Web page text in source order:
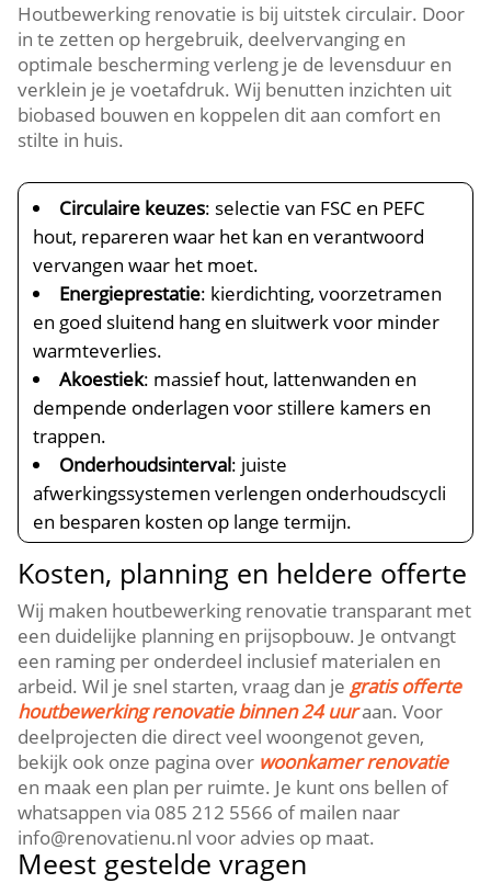
Houtbewerking renovatie is bij uitstek circulair.​ Door
in te zetten op hergebruik, deelvervanging en
optimale bescherming verleng je de levensduur en
verklein je je voetafdruk.​ Wij benutten inzichten uit
biobased bouwen en koppelen dit aan comfort en
stilte in huis.​
Circulaire keuzes: selectie van FSC en PEFC
hout, repareren waar het kan en verantwoord
vervangen waar het moet.​
Energieprestatie: kierdichting, voorzetramen
en goed sluitend hang en sluitwerk voor minder
warmteverlies.​
Akoestiek: massief hout, lattenwanden en
dempende onderlagen voor stillere kamers en
trappen.​
Onderhoudsinterval: juiste
afwerkingssystemen verlengen onderhoudscycli
en besparen kosten op lange termijn.​
Kosten, planning en heldere offerte
Wij maken houtbewerking renovatie transparant met
een duidelijke planning en prijsopbouw.​ Je ontvangt
een raming per onderdeel inclusief materialen en
arbeid.​ Wil je snel starten, vraag dan jegratis offerte
houtbewerking renovatie binnen 24 uuraan.​ Voor
deelprojecten die direct veel woongenot geven,
bekijk ook onze pagina over woonkamer renovatie
en maak een plan per ruimte.​ Je kunt ons bellen of
whatsappen via 085 212 5566 of mailen naar
info@renovatienu.​nl voor advies op maat.​
Meest gestelde vragen